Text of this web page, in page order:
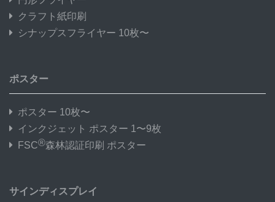
クラフト紙印刷
シナップスフライヤー 10枚〜
ポスター
ポスター 10枚〜
インクジェット ポスター 1〜9枚
FSC®森林認証印刷 ポスター
サインディスプレイ